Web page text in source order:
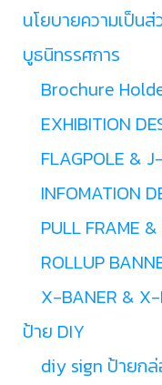
นโยบายความเป็น
บูธนิทรรศการ
Brochure
EXHIBITION
FLAGPOLE &
INFOMATION
PULL FRAME
ROLLUP
X-BANER & X-
ป้าย DIY
diy sign ป้ายก